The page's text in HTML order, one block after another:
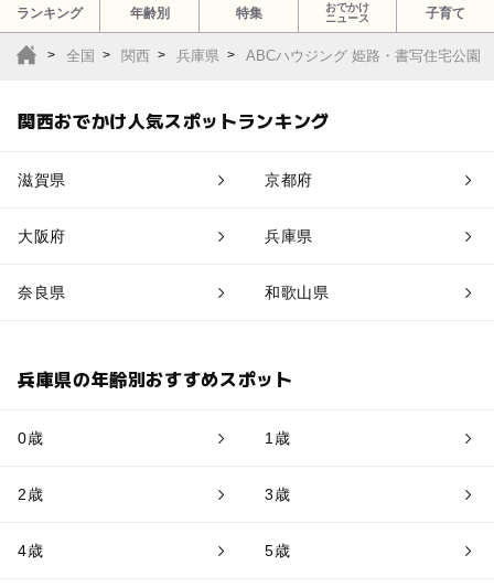
ランキング 年齢別 特集
おでかけ
ニュース
子育て
全国 関西 兵庫県 ABCハウジング 姫路・書写住宅公園
関西おでかけ人気スポットランキング
滋賀県 京都府
大阪府 兵庫県
奈良県 和歌山県
兵庫県の年齢別おすすめスポット
0歳 1歳
2歳 3歳
4歳 5歳